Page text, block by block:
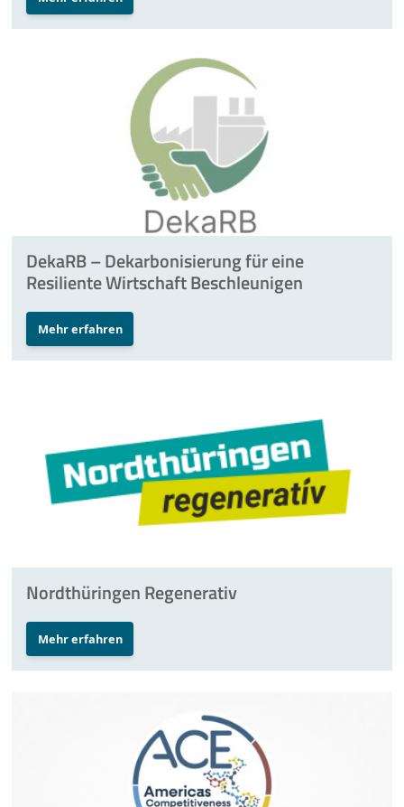
ZO.RRO II – Zero Carbon Cross Energy System
Veranstaltungen
Mehr
DekaRB – Dekarbonisierung für eine
Resiliente Wirtschaft Beschleunigen
Mehr erfahren
Nordthüringen Regenerativ
Mehr erfahren